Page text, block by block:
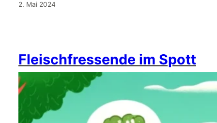
2. Mai 2024
Fleischfressende im Spott